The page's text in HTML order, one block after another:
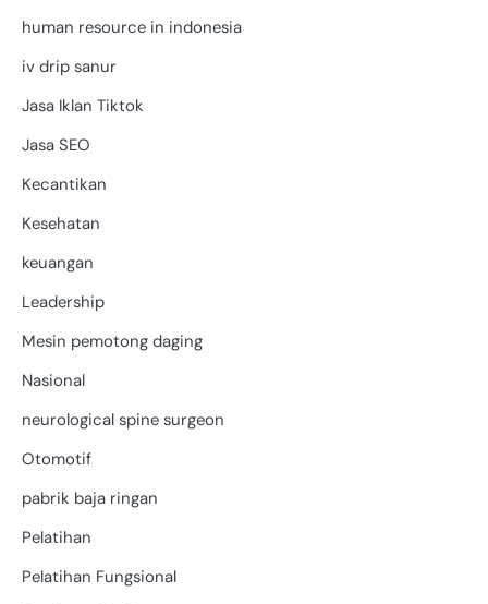
human resource in indonesia
iv drip sanur
Jasa Iklan Tiktok
Jasa SEO
Kecantikan
Kesehatan
keuangan
Leadership
Mesin pemotong daging
Nasional
neurological spine surgeon
Otomotif
pabrik baja ringan
Pelatihan
Pelatihan Fungsional